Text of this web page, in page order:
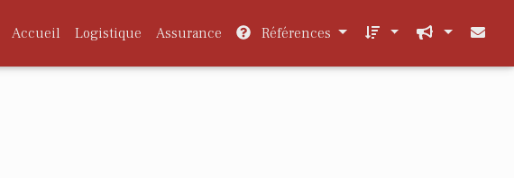
Accueil Logistique Assurance Références